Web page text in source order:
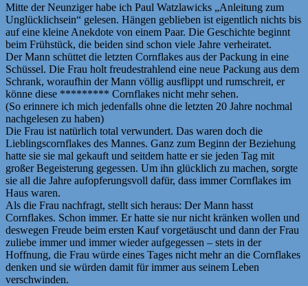
Mitte der Neunziger habe ich Paul Watzlawicks „Anleitung zum
Unglücklichsein“ gelesen. Hängen geblieben ist eigentlich nichts bis
auf eine kleine Anekdote von einem Paar. Die Geschichte beginnt
beim Frühstück, die beiden sind schon viele Jahre verheiratet.
Der Mann schüttet die letzten Cornflakes aus der Packung in eine
Schüssel. Die Frau holt freudestrahlend eine neue Packung aus dem
Schrank, woraufhin der Mann völlig ausflippt und rumschreit, er
könne diese ********* Cornflakes nicht mehr sehen.
(So erinnere ich mich jedenfalls ohne die letzten 20 Jahre nochmal
nachgelesen zu haben)
Die Frau ist natürlich total verwundert. Das waren doch die
Lieblingscornflakes des Mannes. Ganz zum Beginn der Beziehung
hatte sie sie mal gekauft und seitdem hatte er sie jeden Tag mit
großer Begeisterung gegessen. Um ihn glücklich zu machen, sorgte
sie all die Jahre aufopferungsvoll dafür, dass immer Cornflakes im
Haus waren.
Als die Frau nachfragt, stellt sich heraus: Der Mann hasst
Cornflakes. Schon immer. Er hatte sie nur nicht kränken wollen und
deswegen Freude beim ersten Kauf vorgetäuscht und dann der Frau
zuliebe immer und immer wieder aufgegessen – stets in der
Hoffnung, die Frau würde eines Tages nicht mehr an die Cornflakes
denken und sie würden damit für immer aus seinem Leben
verschwinden.